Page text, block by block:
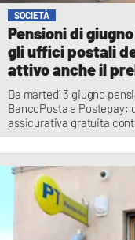
SOCIETÀ
Pensioni di
gli uffici postali
attivo anche il
Da martedì 3 giugno
BancoPosta e Postepay:
assicurativa gratuita